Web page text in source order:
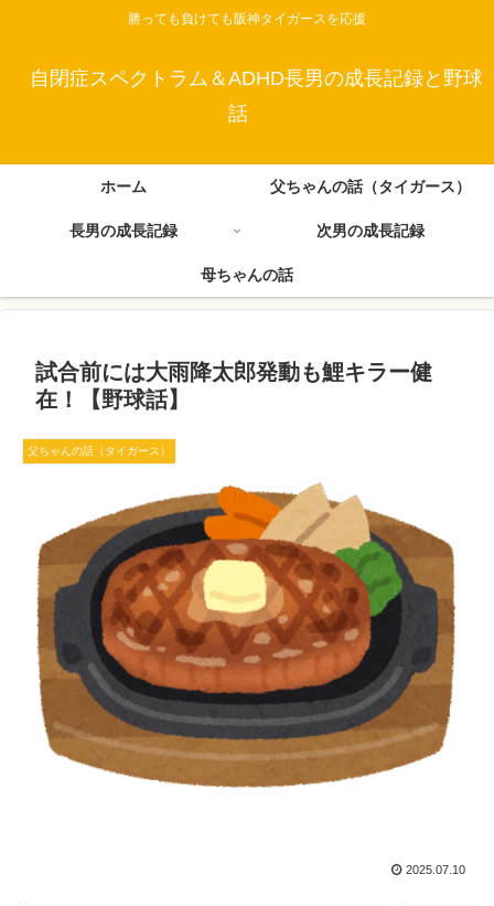
勝っても負けても阪神タイガースを応援
自閉症スペクトラム＆ADHD長男の成長記録と野球
話
ホーム 父ちゃんの話（タイガース）
長男の成長記録 次男の成長記録
母ちゃんの話
試合前には大雨降太郎発動も鯉キラー健
在！【野球話】
父ちゃんの話（タイガース）
2025.07.10